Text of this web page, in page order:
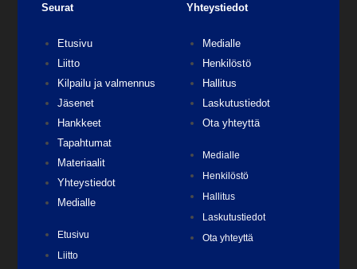
Seurat
Etusivu
Liitto
Kilpailu ja valmennus
Jäsenet
Hankkeet
Tapahtumat
Materiaalit
Yhteystiedot
Medialle
Etusivu
Liitto
Yhteystiedot
Medialle
Henkilöstö
Hallitus
Laskutustiedot
Ota yhteyttä
Medialle
Henkilöstö
Hallitus
Laskutustiedot
Ota yhteyttä